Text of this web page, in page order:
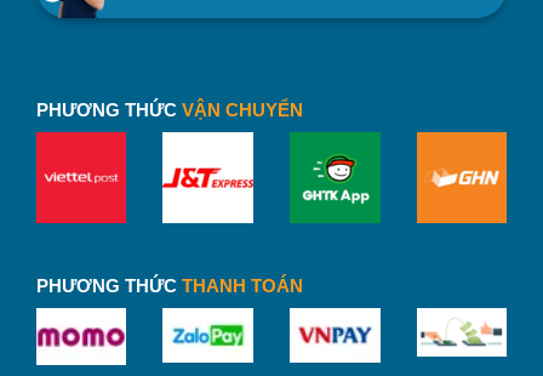
Sản phẩm này có 2 màu chính:Vàng Champage, Đen. Với
3. Một Số Hình Ảnh Thực Tế Của Bình Giữ
Nhiệt Superlight CAREZ 800ml Inox 304
VFC929SN-800
Dưới đây là một số hình ảnh thực tế củabình giữ nhiệt
thì hãy liên hệ Binhnuocteen nhé!
[ngg src=”galleries” ids=”341″ display=”basic_thumbnail”
thumbnail_crop=”0″]
PHƯƠNG THỨC VẬN CHUYỂN
PHƯƠNG THỨC THANH TOÁN